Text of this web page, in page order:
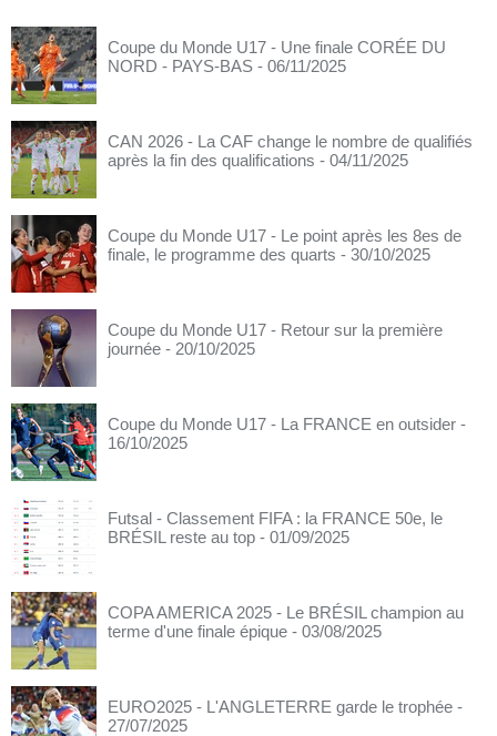
Coupe du Monde U17 - Une finale CORÉE DU
NORD - PAYS-BAS - 06/11/2025
CAN 2026 - La CAF change le nombre de qualifiés
après la fin des qualifications - 04/11/2025
Coupe du Monde U17 - Le point après les 8es de
finale, le programme des quarts - 30/10/2025
Coupe du Monde U17 - Retour sur la première
journée - 20/10/2025
Coupe du Monde U17 - La FRANCE en outsider -
16/10/2025
Futsal - Classement FIFA : la FRANCE 50e, le
BRÉSIL reste au top - 01/09/2025
COPA AMERICA 2025 - Le BRÉSIL champion au
terme d'une finale épique - 03/08/2025
EURO2025 - L'ANGLETERRE garde le trophée -
27/07/2025